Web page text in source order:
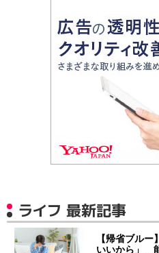
ライフ 最新記事
【帰省ブル
いいから」